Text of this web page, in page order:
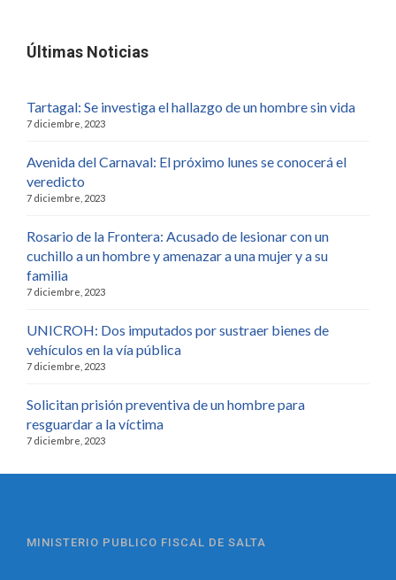
Últimas Noticias
Tartagal: Se investiga el hallazgo de un hombre sin vida
7 diciembre, 2023
Avenida del Carnaval: El próximo lunes se conocerá el
veredicto
7 diciembre, 2023
Rosario de la Frontera: Acusado de lesionar con un
cuchillo a un hombre y amenazar a una mujer y a su
familia
7 diciembre, 2023
UNICROH: Dos imputados por sustraer bienes de
vehículos en la vía pública
7 diciembre, 2023
Solicitan prisión preventiva de un hombre para
resguardar a la víctima
7 diciembre, 2023
MINISTERIO PUBLICO FISCAL DE SALTA